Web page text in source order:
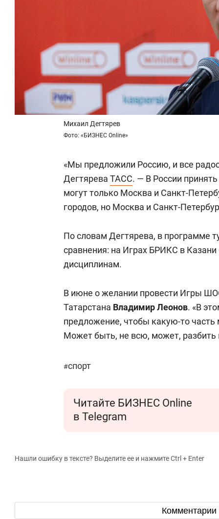
Михаил Дегтярев
Фото: «БИЗНЕС Online»
«Мы предложили Россию, и все
Дегтярева ТАСС. — В России
могут только Москва и Санкт-
городов, но Москва и Санкт-
По словам Дегтярева, в программе
сравнения: на Играх БРИКС в
дисциплинам.
В июне о желании провести Игры
Татарстана Владимир Леонов. «В
предложение, чтобы какую-то часть
Может быть, не всю, может, разбить
#спорт
Читайте БИЗНЕС Online
в Telegram
Нашли ошибку в тексте? Выделите ее и нажмите Ctrl + Enter
Комментарии